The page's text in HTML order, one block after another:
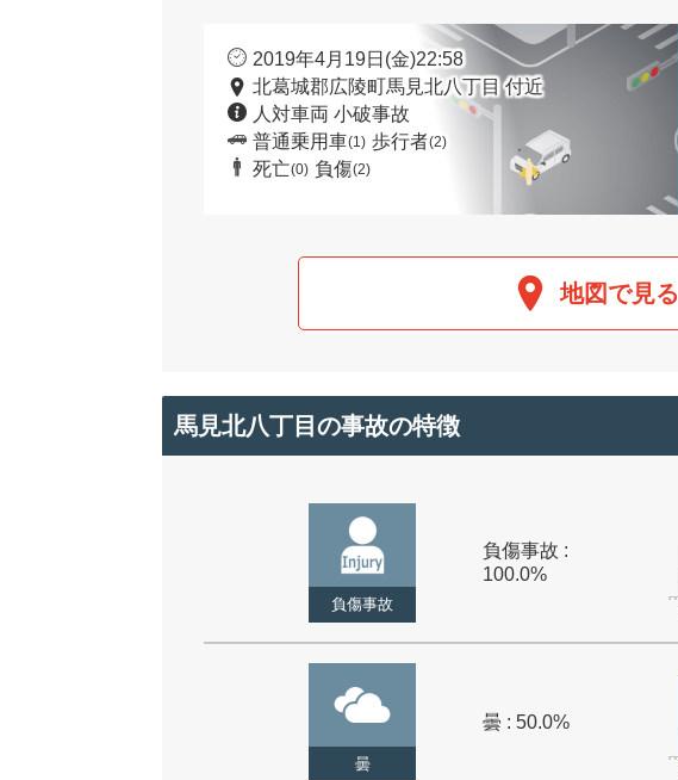
2019年4月19日(金)22:58
北葛城郡広陵町馬見北八丁目 付近
人対車両 小破事故
普通乗用車(1) 歩行者(2)
死亡(0) 負傷(2)
地図で見る
馬見北八丁目の事故の特徴
負傷事故
負傷事故 :
100.0%
曇
曇 : 50.0%